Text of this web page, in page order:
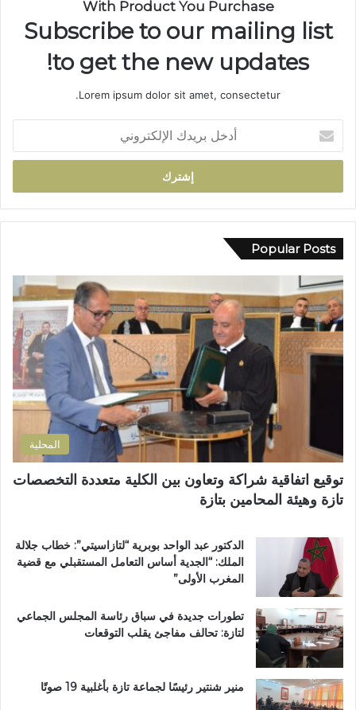
ي
ز
ا
ق
ة
ف
ي
أ
ع
ب
ا
ي
م
ن
ق
ر
ا
ر
ا
With Product You Purchase
Subscribe to our mailing list
to get the new updates!
Lorem ipsum dolor sit amet, consectetur.
خ
ب
ر
ك
ا
ل
إ
ل
ك
Popular Posts
المحلية
توقيع اتفاقية شراكة وتعاون بين الكلية متعددة التخصصات
تازة وهيئة المحامين بتازة
الدكتور عبد الواحد بوبرية “لتازاسيتي”: خطاب جلالة
الملك: “الجدية أساس التعامل المستقبلي مع قضية
المغرب الأولى”
تطورات جديدة في سباق رئاسة المجلس الجماعي
لتازة: تحالف مفاجئ يقلب التوقعات
منير شنتير رئيسًا لجماعة تازة بأغلبية 19 صوتًا